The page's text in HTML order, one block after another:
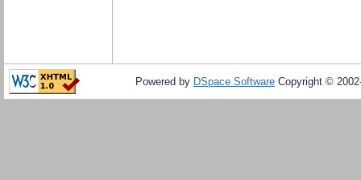
Powered by DSpace Software Copyright ©